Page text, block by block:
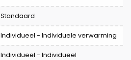
Standaard
Individueel - Individuele verwarming
Individueel - Individueel